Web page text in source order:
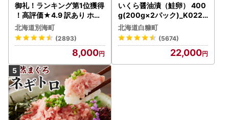
御礼！ランキング第1位獲得
！高評価★4.9 訳あり ホタ
テ 400g（ほたて 帆立 貝柱
冷凍 ）
北海道別海町
(2893)
8,000
いくら醤油漬（鮭卵） 400
g(200g×2パック)_K022-
1676
北海道白糠町
(5674)
22,000